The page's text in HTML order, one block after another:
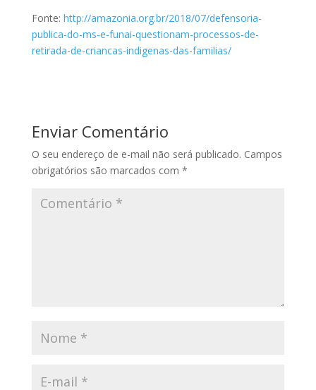
Fonte: http://amazonia.org.br/2018/07/defensoria-
publica-do-ms-e-funai-questionam-processos-de-
retirada-de-criancas-indigenas-das-familias/
Enviar Comentário
O seu endereço de e-mail não será publicado. Campos
obrigatórios são marcados com *